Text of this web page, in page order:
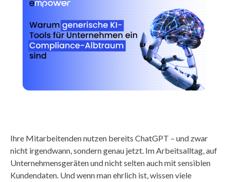
Ihre Mitarbeitenden nutzen bereits ChatGPT – und zwar
nicht irgendwann, sondern genau jetzt. Im Arbeitsalltag, auf
Unternehmensgeräten und nicht selten auch mit sensiblen
Kundendaten. Und wenn man ehrlich ist, wissen viele